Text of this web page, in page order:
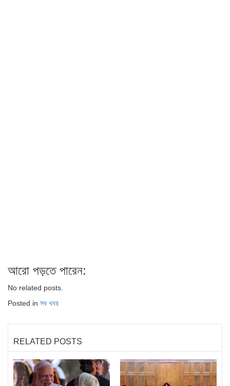
আরো পড়তে পারেন:
No related posts.
Posted in সব খবর
RELATED POSTS